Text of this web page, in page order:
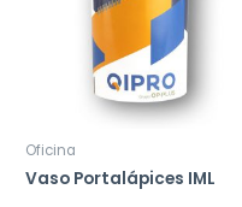
Oficina
Vaso Portalápices IML